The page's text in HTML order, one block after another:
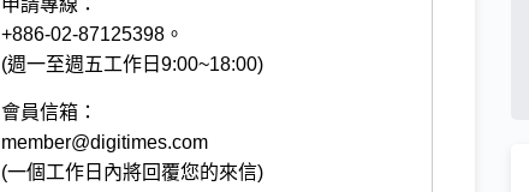
申請專線：
+886-02-87125398。
(週一至週五工作日9:00~18:00)
會員信箱：
member@digitimes.com
(一個工作日內將回覆您的來信)